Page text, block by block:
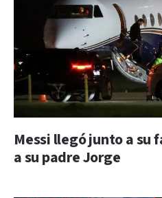
Messi llegó junto a su
a su padre Jorge